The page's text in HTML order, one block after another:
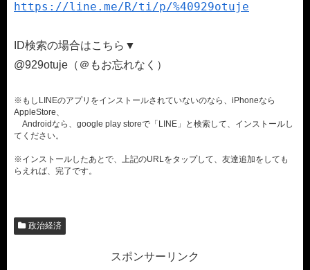
https://line.me/R/ti/p/%40929otuje
ID検索の場合はこちら▼
@929otuje（＠もお忘れなく）
※もしLINEのアプリをインストールされていないのなら、iPhoneなら
AppleStore、
Androidなら、google play storeで「LINE」と検索して、インストールし
てください。
※インストールしたあとで、上記のURLをタップして、友達追加をしても
らえれば、完了です。
政治経済
スポンサーリンク